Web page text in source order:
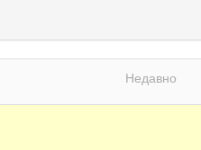
Недавно